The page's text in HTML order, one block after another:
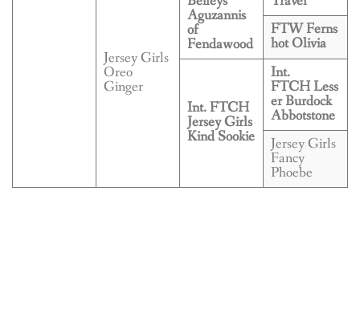
Jersey Girls
Oreo
Ginger
Aguzannis
of
Fendawood
FTW Ferns
hot Olivia
Int. FTCH
Jersey Girls
Kind Sookie
Int.
FTCH Less
er Burdock
Abbotstone
Jersey Girls
Fancy
Phoebe